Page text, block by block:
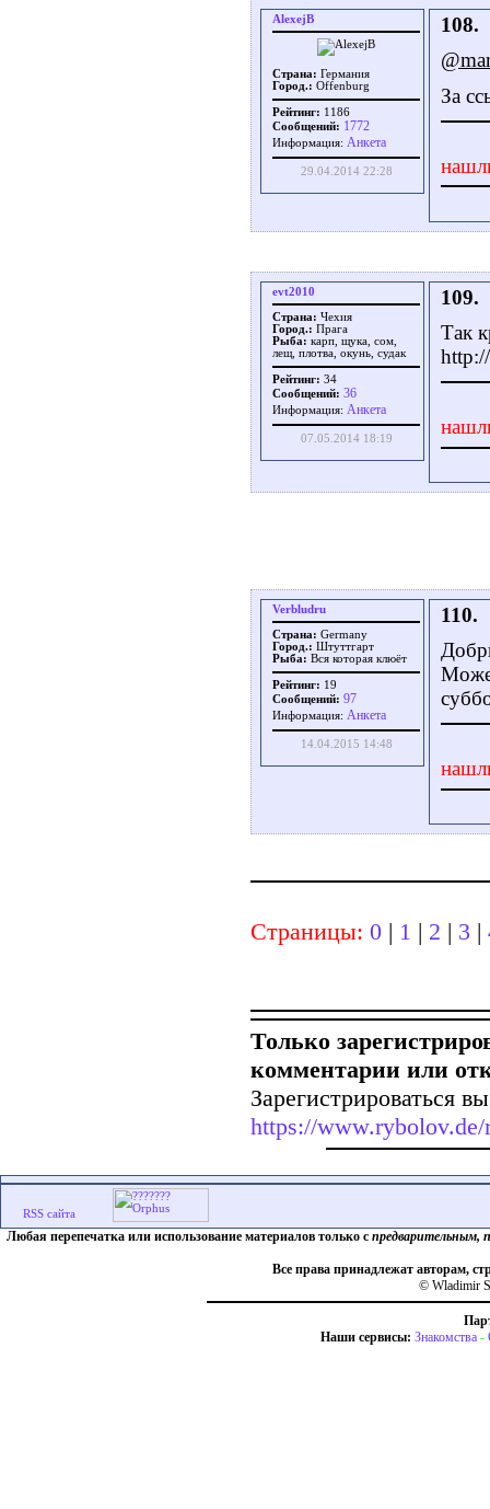
AlexejB
Страна: Германия
Город.: Offenburg
Рейтинг: 1186
Сообщений: 1772
Информация: Aнкета
29.04.2014 22:28
108.
За
evt2010
Страна: Чехия
Город.: Прага
Рыба: карп, щука, сом,
лещ, плотва, окунь, судак
Рейтинг: 34
Сообщений: 36
Информация: Aнкета
07.05.2014 18:19
109.
Так
Verbludru
Страна: Germany
Город.: Штуттгарт
Рыба: Вся которая клюёт
Рейтинг: 19
Сообщений: 97
Информация: Aнкета
14.04.2015 14:48
110.
Страницы: 0 | 1 | 2 | 3 |
Только
комментарии или
Зарегистрироваться
https://www.rybolov.de/
Любая перепечатка или использование материалов только с предварительным,
Все права принадлежат авторам,
© Wladimir
Наши сервисы: Знакомства -